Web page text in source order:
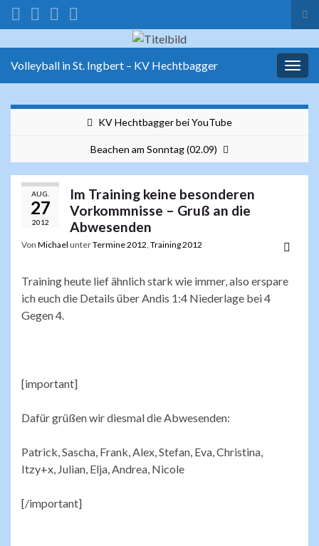
Volleyball in St. Ingbert – KV Hechtbagger
KV Hechtbagger bei YouTube
Beachen am Sonntag (02.09)
AUG.
27
2012
Im Training keine besonderen
Vorkommnisse – Gruß an die
Abwesenden
Von Michael unterTermine 2012 Training 2012
Training heute lief ähnlich stark wie immer, also erspare
ich euch die Details über Andis 1:4 Niederlage bei 4
Gegen 4.
[important]
Dafür grüßen wir diesmal die Abwesenden:
Patrick, Sascha, Frank, Alex, Stefan, Eva, Christina,
Itzy+x, Julian, Elja, Andrea, Nicole
[/important]